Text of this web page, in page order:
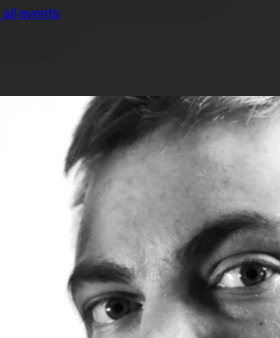
all events